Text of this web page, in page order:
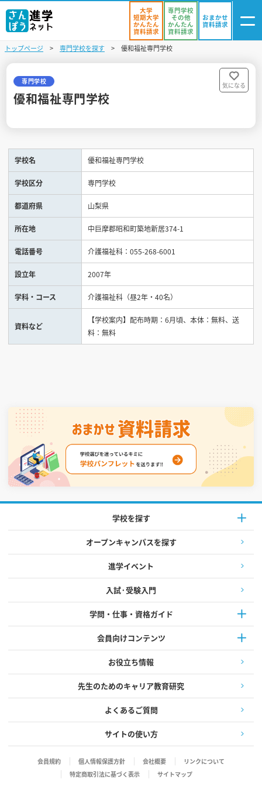
資料リスト
進学イベント
入試・受験入門
お役立ち情報
見学会WEB手引書
アンケートフォーム（学校用）
大学
短期大学
かんたん
資料請求
専門学校
その他
かんたん
資料請求
おまかせ
資料請求
トップページ 専門学校を探す 優和福祉専門学校
専門学校
優和福祉専門学校
気になる
学校名 優和福祉専門学校
学校区分 専門学校
都道府県 山梨県
所在地 中巨摩郡昭和町築地新居374-1
電話番号 介護福祉科：055-268-6001
設立年 2007年
学科・コース 介護福祉科（昼2年・40名）
資料など
【学校案内】配布時期：6月頃、本体：無料、送
料：無料
学校を探す
オープンキャンパスを探す
進学イベント
入試·受験入門
学問・仕事・資格ガイド
会員向けコンテンツ
お役立ち情報
先生のためのキャリア教育研究
よくあるご質問
サイトの使い方
会員規約 個人情報保護方針 会社概要
リンクについて
特定商取引法に基づく表示
サイトマップ